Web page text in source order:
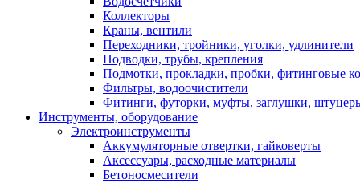
Коллекторы
Краны, вентили
Переходники, тройники, уголки, удлинители
Подводки, трубы, крепления
Подмотки, прокладки, пробки, фитинговые
Фильтры, водоочистители
Фитинги, футорки, муфты, заглушки,
Инструменты, оборудование
Электроинструменты
Аккумуляторные отвертки, гайковерты
Аксессуары, расходные материалы
Бетоносмесители